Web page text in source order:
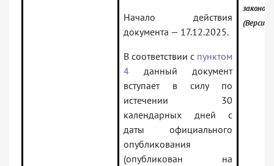
Начало действия
документа — 17.12.2025.
В соответствии с пунктом
4 данный документ
вступает в силу по
истечении 30
календарных дней с
даты официального
опубликования
(опубликован на
(Версия